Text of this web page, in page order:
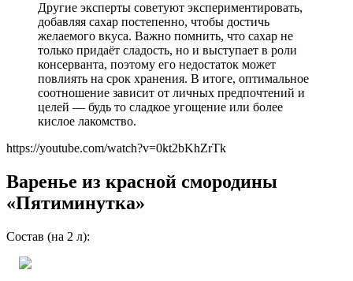
Другие эксперты советуют экспериментировать,
добавляя сахар постепенно, чтобы достичь
желаемого вкуса. Важно помнить, что сахар не
только придаёт сладость, но и выступает в роли
консерванта, поэтому его недостаток может
повлиять на срок хранения. В итоге, оптимальное
соотношение зависит от личных предпочтений и
целей — будь то сладкое угощение или более
кислое лакомство.
https://youtube.com/watch?v=0kt2bKhZrTk
Варенье из красной смородины
«Пятиминутка»
Состав (на 2 л):